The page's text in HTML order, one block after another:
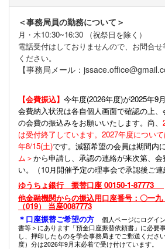
＜事務局員の勤務について＞
月・木10:30~16:30 （祝祭日を除く）
電話受付はしておりませんので、お問合
ください。
【事務局メール：
【会費振込】 今年度(2026年度)が2025年9
会費納入状況は各自個人画面で確認の上
の会費の振込みをお願いいたします。尚、
は受付終了しています。2027年度につい
年8/15(土)です。減額希望の会員は期間内
ム＞から申請し、承認の連絡が来次第、
い。（10月開催予定の理事会で承認後ご連
ゆうちょ銀行 振替口座 00150-1-87773
他金融機関からの振込用口座番号：〇一
（019） 当座0087773
＊口座振替ご希望の方
個人ページにログイ
書等＞にあります「預金口座振替依頼書」に必要
し、押印したものを学会事務局までご郵送くださ
度）分は2026年9月末必着で受け付けています。